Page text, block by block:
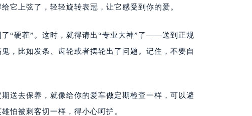
它上弦了，轻轻旋转表冠，让它感受到你的爱。
“硬茬”。这时，就得请出“专业大神”了——送到正规
，比如发条、齿轮或者摆轮出了问题。记住，不要自
送去保养，就像给你的爱车做定期检查一样，可以避
怕被刺客切一样，得小心呵护。